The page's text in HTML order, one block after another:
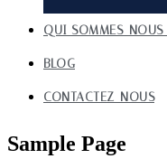
QUI SOMMES-NOUS
BLOG
CONTACTEZ-NOUS
Sample Page